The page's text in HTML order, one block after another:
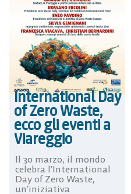
International Day
of Zero Waste,
ecco gli eventi a
Viareggio
Il 30 marzo, il mondo
celebra l’International
Day of Zero Waste,
un’iniziativa